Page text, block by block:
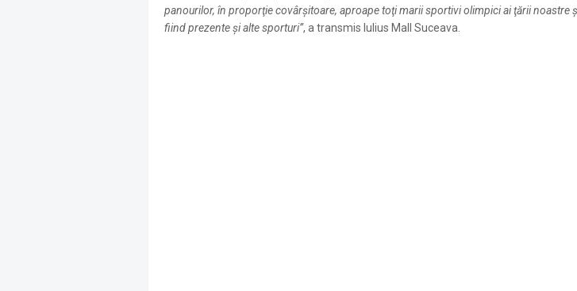
panourilor, în proporţie covârşitoare, aproape toţi marii sportivi olimpici ai ţării noastre
fiind prezente şi alte sporturi”, a transmis Iulius Mall Suceava.